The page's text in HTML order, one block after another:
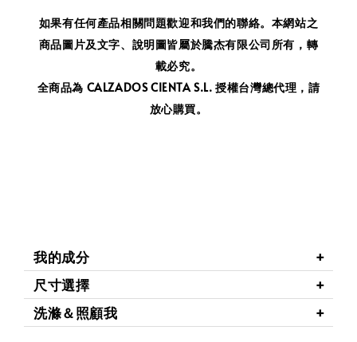
如果有任何產品相關問題歡迎和我們的聯絡。 本網站之
商品圖片及文字、說明圖皆屬於騰杰有限公司所有，轉
載必究。
全商品為 CALZADOS CIENTA S.L. 授權台灣總代理，請
放心購買。
我的成分
尺寸選擇
洗滌＆照顧我